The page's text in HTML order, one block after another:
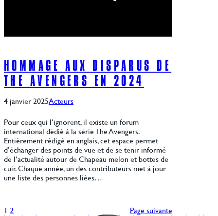
HOMMAGE AUX DISPARUS DE
THE AVENGERS EN 2024
4 janvier 2025Acteurs
Pour ceux qui l’ignorent, il existe un forum
international dédié à la série The Avengers.
Entièrement rédigé en anglais, cet espace permet
d’échanger des points de vue et de se tenir informé
de l’actualité autour de Chapeau melon et bottes de
cuir. Chaque année, un des contributeurs met à jour
une liste des personnes liées…
1 2 Page suivante